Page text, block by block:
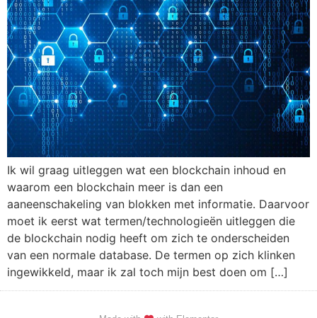
Ik wil graag uitleggen wat een blockchain inhoud en
waarom een blockchain meer is dan een
aaneenschakeling van blokken met informatie. Daarvoor
moet ik eerst wat termen/technologieën uitleggen die
de blockchain nodig heeft om zich te onderscheiden
van een normale database. De termen op zich klinken
ingewikkeld, maar ik zal toch mijn best doen om […]